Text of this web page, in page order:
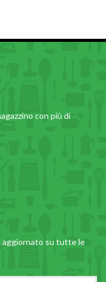
con più di
aggiornato su tutte le